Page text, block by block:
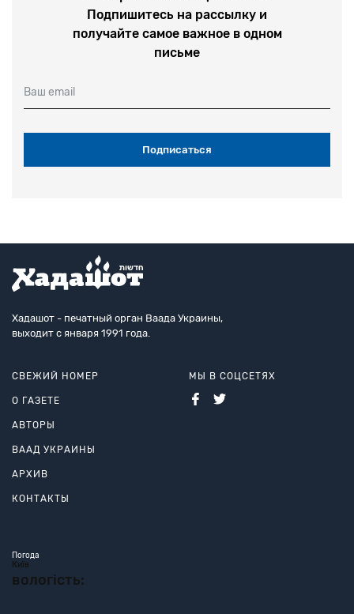
Подпишитесь на рассылку и
получайте самое важное в одном
письме
Ваш email
Хадашот - печатный орган Ваада Украины,
выходит с января 1991 года.
СВЕЖИЙ НОМЕР
О ГАЗЕТЕ
АВТОРЫ
ВААД УКРАИНЫ
АРХИВ
КОНТАКТЫ
МЫ В СОЦСЕТЯХ
Погода
Київ
вологість: